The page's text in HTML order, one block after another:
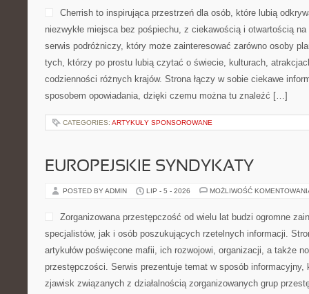
Cherrish to inspirująca przestrzeń dla osób, które lubią
niezwykłe miejsca bez pośpiechu, z ciekawością i otwartością
serwis podróżniczy, który może zainteresować zarówno osoby
tych, którzy po prostu lubią czytać o świecie, kulturach,
codzienności różnych krajów. Strona łączy w sobie ciekawe
sposobem opowiadania, dzięki czemu można tu znaleźć […]
CATEGORIES: ARTYKUŁY SPONSOROWANE
EUROPEJSKIE SYNDYKATY
POSTED BY ADMIN LIP - 5 - 2026 MOŻLIWOŚĆ
Zorganizowana przestępczość od wielu lat budzi ogromne
specjalistów, jak i osób poszukujących rzetelnych informacji.
artykułów poświęcone mafii, ich rozwojowi, organizacji, a także
przestępczości. Serwis prezentuje temat w sposób informacyjny,
zjawisk związanych z działalnością zorganizowanych grup